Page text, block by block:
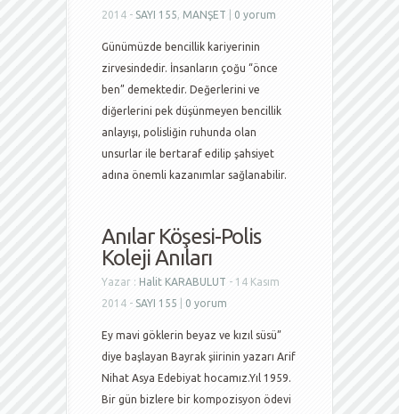
2014 - SAYI 155, MANŞET 0 yorum
Günümüzde bencillik kariyerinin
zirvesindedir. İnsanların çoğu “önce
ben” demektedir. Değerlerini ve
diğerlerini pek düşünmeyen bencillik
anlayışı, polisliğin ruhunda olan
unsurlar ile bertaraf edilip şahsiyet
adına önemli kazanımlar sağlanabilir.
Anılar Köşesi-Polis
Koleji Anıları
Yazar : Halit KARABULUT - 14 Kasım
2014 - SAYI 155 0 yorum
Ey mavi göklerin beyaz ve kızıl süsü”
diye başlayan Bayrak şiirinin yazarı Arif
Nihat Asya Edebiyat hocamız.Yıl 1959.
Bir gün bizlere bir kompozisyon ödevi